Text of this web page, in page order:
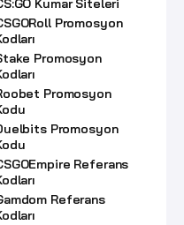
Kumar Siteleri
Promosyon
Promosyon
Promosyon
Promosyon
Referans
Referans